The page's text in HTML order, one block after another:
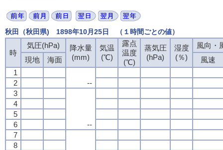
秋田（秋田県) 1898年10月25日 （１時間ごとの値）
時
気圧(hPa)
降水量
(mm)
気温
(℃)
露点
温度
(℃)
蒸気圧
(hPa)
湿度
(％)
風向・
現地
海面
風速
1
--
2
3
--
4
5
6
7
8
時
気圧(hPa)
降水量
(mm)
気温
(℃)
露点
温度
(℃)
蒸気圧
(hPa)
湿度
(％)
風向・
現地
海面
風速
1
--
2
3
--
4
5
6
7
8
時
気圧(hPa)
降水量
(mm)
気温
(℃)
露点
温度
(℃)
蒸気圧
(hPa)
湿度
(％)
風向・
現地
海面
風速
1
--
2
3
--
4
5
6
7
8
時
気圧(hPa)
降水量
(mm)
気温
(℃)
露点
温度
(℃)
蒸気圧
(hPa)
湿度
(％)
風向・
現地
海面
風速
1
--
2
3
--
4
5
6
7
8